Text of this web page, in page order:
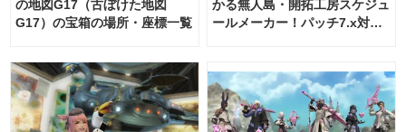
の地図G17（古ぼけた地図
G17）の宝箱の場所・座標一覧
かる無人島・開拓工房スケジュ
ールメーカー！パッチ7.x対応